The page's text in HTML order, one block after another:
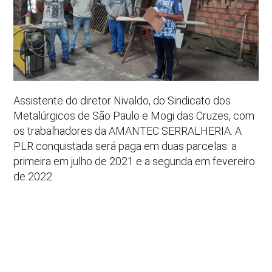
Assistente do diretor Nivaldo, do Sindicato dos
Metalúrgicos de São Paulo e Mogi das Cruzes, com
os trabalhadores da AMANTEC SERRALHERIA. A
PLR conquistada será paga em duas parcelas: a
primeira em julho de 2021 e a segunda em fevereiro
de 2022.